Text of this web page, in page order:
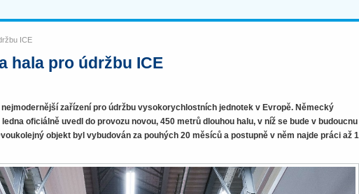
ICE
hala pro údržbu ICE
zařízení pro údržbu vysokorychlostních jednotek v Evropě. Německý
oficiálně uvedl do provozu novou, 450 metrů dlouhou halu, v níž se bude v budoucnu
objekt byl vybudován za pouhých 20 měsíců a postupně v něm najde práci až 1